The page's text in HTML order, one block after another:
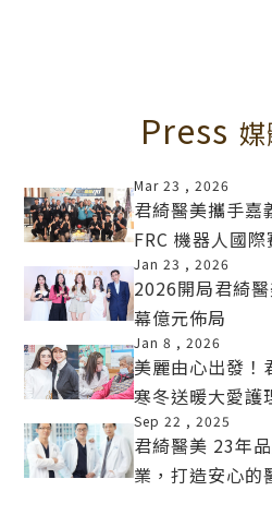
Press
Mar 23 , 2026
君綺醫美攜手嘉
FRC 機器人國
MORE
Jan 23 , 2026
2026開局君綺
幕億元佈局
MORE
Jan 8 , 2026
美麗由心出發！
寒冬送暖大愛護
MORE
Sep 22 , 2025
君綺醫美 23年
業，打造安心的